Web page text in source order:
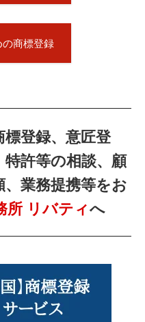
の商標登録
標登録、意匠登
特許等の相談、顧
、業務提携等をお
所 リバティへ